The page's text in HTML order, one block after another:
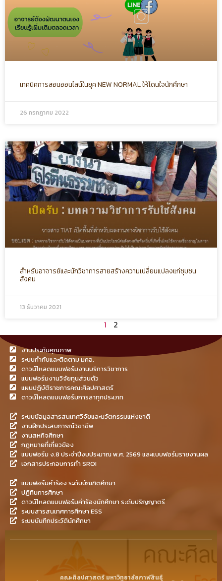
เทคนิคการสอนออนไลน์ในยุค NEW NORMAL ให้โดนใจนักศึกษา
26 กรกฎาคม 2022
สำหรับอาจารย์และนักวิชาการสายสร้างความเปลี่ยนแปลงแก่ชุมชน
สังคม
13 ธันวาคม 2021
1 2
งานประกันคุณภาพ
ระบบกำกับและติดตาม มคอ.
ดาวน์โหลดแบบฟอร์มงานบริการวิชาการ
แบบฟอร์มงานวิจัยทุนส่วนตัว
แผนปฏิบัติราชการคณะศิลปศาสตร์
ดาวน์โหลดแบบฟอร์มการลาทุกประเภท
ระบบข้อมูลสารสนเทศวิจัยและนวัตกรรมแห่งชาติ
งานฝึกประสบการณ์วิชาชีพ
งานสหกิจศึกษา
กฎหมายที่เกี่ยวข้อง
แบบฟอร์ม ง.8 ประจำปีงบประมาณ พ.ศ. 2569 และแบบฟอร์มรายงานผล
เอกสารประกอบการทำ SROI
แบบฟอร์มคำร้อง ระดับบัณฑิตศึกษา
ปฎิทินการศึกษา
ดาวน์โหลดแบบฟอร์มคำร้องนักศึกษา ระดับปริญญาตรี
ระบบสารสนเทศการศึกษา ESS
ระบบบันทึกประวัตินักศึกษา
คณะศิลปศาสตร์ มหาวิทยาลัยกาฬสินธุ์